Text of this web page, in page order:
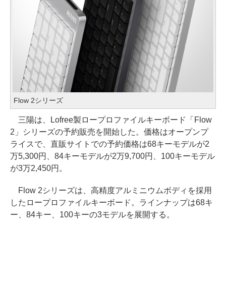
Flow 2シリーズ
三陽は、Lofree製ロープロファイルキーボード「Flow
2」シリーズの予約販売を開始した。価格はオープンプ
ライスで、直販サイトでの予約価格は68キーモデルが2
万5,300円、84キーモデルが2万9,700円、100キーモデル
が3万2,450円。
Flow 2シリーズは、高精度アルミニウムボディを採用
したロープロファイルキーボード。ラインナップは68キ
ー、84キー、100キーの3モデルを展開する。